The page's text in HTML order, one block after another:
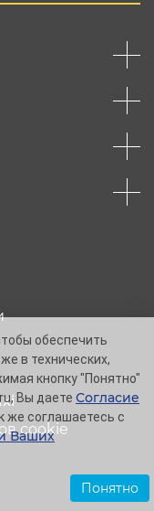
cookie
обеспечить
в технических,
кнопку "Понятно"
Вы даете Согласие
же соглашаетесь с
Ваших
Понятно